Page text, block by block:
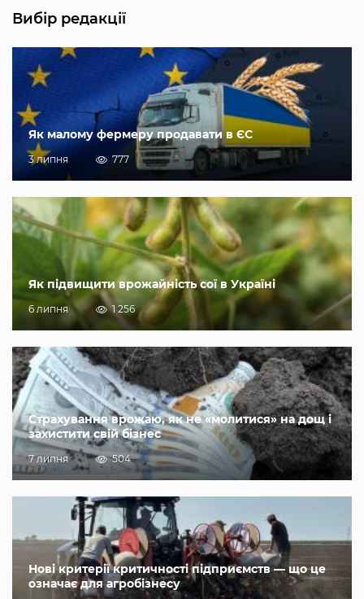
Вибір редакції
Як малому фермеру продавати в ЄС
3 липня 777
Як підвищити врожайність сої в Україні
6 липня 1 256
Страхування врожаю, як не «молитися» на дощ і
захистити свій бізнес
7 липня 504
Нові критерії критичності підприємств — що це
означає для агробізнесу